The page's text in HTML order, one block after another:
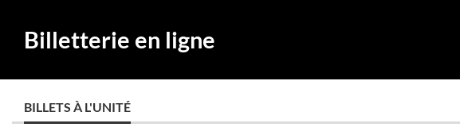
Billetterie en ligne
BILLETS À L'UNITÉ